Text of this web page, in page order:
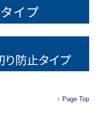
↑ Page Top